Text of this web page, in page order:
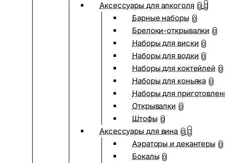
Аксессуары для алкоголя 0
Барные наборы 0
Брелоки-открывалки 0
Наборы для виски 0
Наборы для водки 0
Наборы для коктейлей 0
Наборы для коньяка 0
Наборы для
Открывалки 0
Штофы 0
Аксессуары для вина 0
Аэраторы и декантеры 0
Бокалы 0